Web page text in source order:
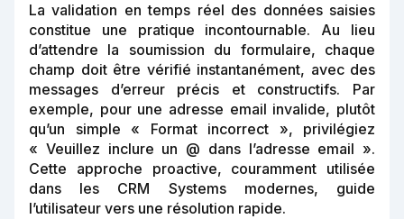
La validation en temps réel des données saisies
constitue une pratique incontournable. Au lieu
d’attendre la soumission du formulaire, chaque
champ doit être vérifié instantanément, avec des
messages d’erreur précis et constructifs. Par
exemple, pour une adresse email invalide, plutôt
qu’un simple « Format incorrect », privilégiez
« Veuillez inclure un @ dans l’adresse email ».
Cette approche proactive, couramment utilisée
dans les CRM Systems modernes, guide
l’utilisateur vers une résolution rapide.